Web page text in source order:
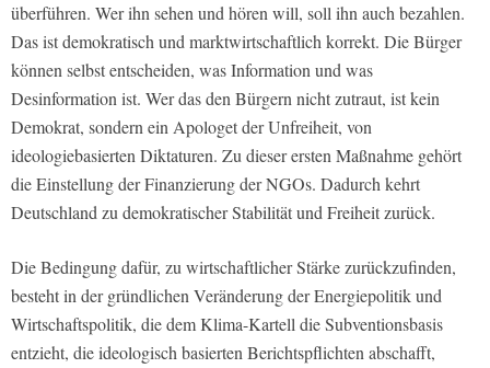
überführen. Wer ihn sehen und hören will, soll ihn auch bezahlen.
Das ist demokratisch und marktwirtschaftlich korrekt. Die Bürger
können selbst entscheiden, was Information und was
Desinformation ist. Wer das den Bürgern nicht zutraut, ist kein
Demokrat, sondern ein Apologet der Unfreiheit, von
ideologiebasierten Diktaturen. Zu dieser ersten Maßnahme gehört
die Einstellung der Finanzierung der NGOs. Dadurch kehrt
Deutschland zu demokratischer Stabilität und Freiheit zurück.
Die Bedingung dafür, zu wirtschaftlicher Stärke zurückzufinden,
besteht in der gründlichen Veränderung der Energiepolitik und
Wirtschaftspolitik, die dem Klima-Kartell die Subventionsbasis
entzieht, die ideologisch basierten Berichtspflichten abschafft,